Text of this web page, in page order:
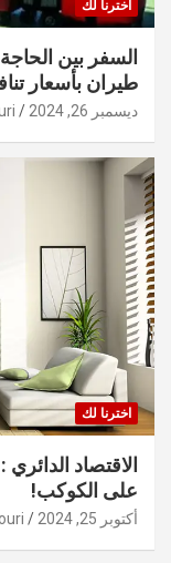
اخترنا لك
السفر بين
طيران بأسعار
ديسمبر 26, 2024
اخترنا لك
الاقتصاد
على الكوكب!
أكتوبر 25, 2024